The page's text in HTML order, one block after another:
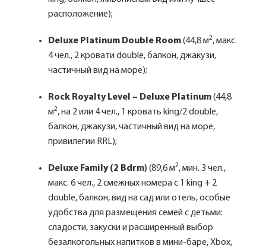
расположение);
Deluxe Platinum Double Room(44,8 м2, макс.
4 чел., 2 кровати double, балкон, джакузи,
частичный вид на море);
Rock Royalty Level – Deluxe Platinum(44,8
м2, на 2 или 4 чел., 1 кровать king/2 double,
балкон, джакузи, частичный вид на море,
привилегии RRL);
Deluxe Family (2 Bdrm) (89,6 м2, мин. 3 чел.,
макс. 6 чел., 2 смежных номера с 1 king + 2
double, балкон, вид на сад или отель, особые
удобства для размещения семей с детьми:
сладости, закуски и расширенный выбор
безалкогольных напитков в мини-баре, Xbox,